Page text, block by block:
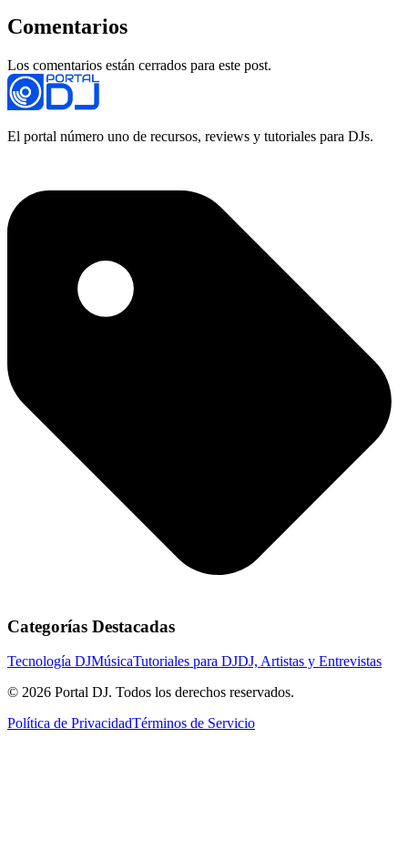
Comentarios
Los comentarios están cerrados para este post.
El portal número uno de recursos, reviews y tutoriales para DJs.
Categorías Destacadas
Tecnología DJMúsicaTutoriales para DJDJ, Artistas y Entrevistas
© 2026 Portal DJ. Todos los derechos reservados.
Política de PrivacidadTérminos de Servicio